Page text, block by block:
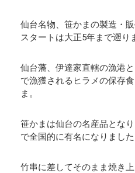
仙台名物、笹かまの製造・
スタートは大正5年まで遡り
仙台藩、伊達家直轄の漁港
で漁獲されるヒラメの保存
ま。
笹かまは仙台の名産品とな
で全国的に有名になりました
竹串に差してそのまま焼き